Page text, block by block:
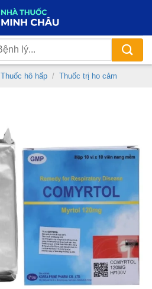
Thuốc hô hấp / Thuốc trị ho cảm